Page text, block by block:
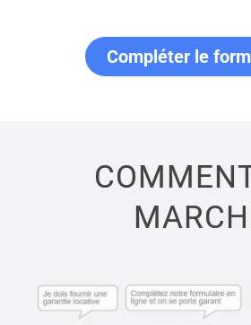
Compléter le